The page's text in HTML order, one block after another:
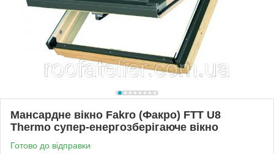
Мансардне вікно Fakro (Факро) FTT U8
Thermo супер-енергозберігаюче вікно
Готово до відправки